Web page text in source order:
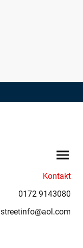
Kontakt
0172 9143080
streetinfo@aol.com